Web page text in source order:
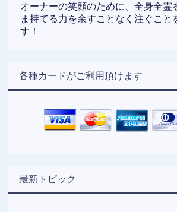
オーナーの笑顔のために、全身全霊
ま持てる力を余すことなく注ぐこと
す！
各種カードがご利用頂けます
最新トピック